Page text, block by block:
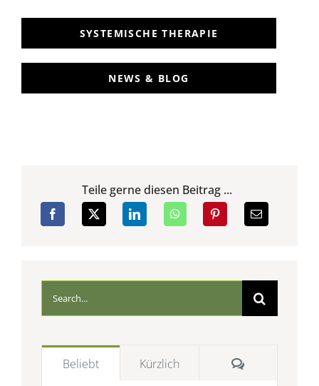
SYSTEMISCHE THERAPIE
NEWS & BLOG
Teile gerne diesen Beitrag ...
nach:
Beliebt Kürzlich Kommentare